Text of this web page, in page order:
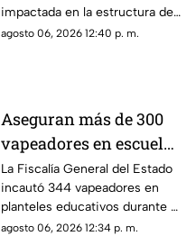
sufrido infarto al
volante
impactada en la estructura de
un puente a la altura del
agosto 06, 2026 12:40 p. m.
Aseguran más de 300
vapeadores en escuelas
de Chihuahua; detectan
dispositivo wax
La Fiscalía General del Estado
incautó 344 vapeadores en
planteles educativos durante el
ciclo escolar 2025-2026; 36
agosto 06, 2026 12:34 p. m.